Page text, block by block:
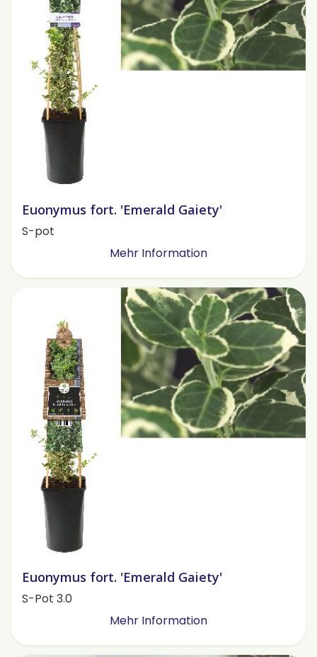
Euonymus fort. 'Emerald Gaiety'
S-pot
Mehr Information
Euonymus fort. 'Emerald Gaiety'
S-Pot 3.0
Mehr Information